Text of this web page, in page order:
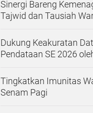
Sinergi Bareng
Tajwid dan Tausiah
Dukung Keakuratan
Pendataan SE 2026
Tingkatkan Imunitas
Senam Pagi